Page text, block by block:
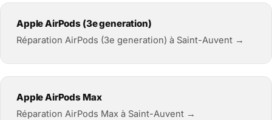
Apple AirPods (3e generation)
Réparation AirPods (3e generation) à Saint-Auvent →
Apple AirPods Max
Réparation AirPods Max à Saint-Auvent →